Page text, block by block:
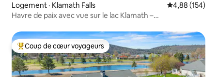
Logement · Klamath Falls Note
4,88 (154)
Havre de paix avec vue sur le lac Klamath –
Coup de cœur voyageurs parmi les plus aimés
Coup de cœur voyageurs